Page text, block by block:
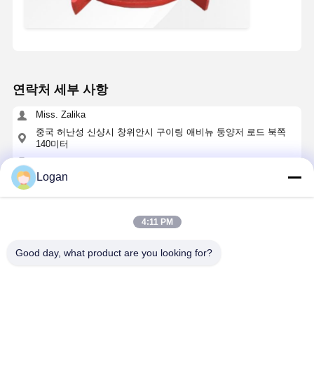
연락처 세부 사항
Miss. Zalika
중국 허난성 신샹시 창위안시 구이링 애비뉴 둥양저 로드 북쪽
140미터
지금 챗팅하세요
Logan
4:11 PM
Good day, what product are you looking for?